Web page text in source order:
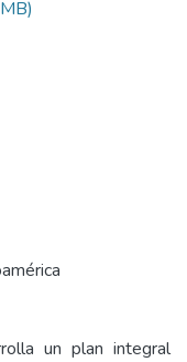
un plan integral